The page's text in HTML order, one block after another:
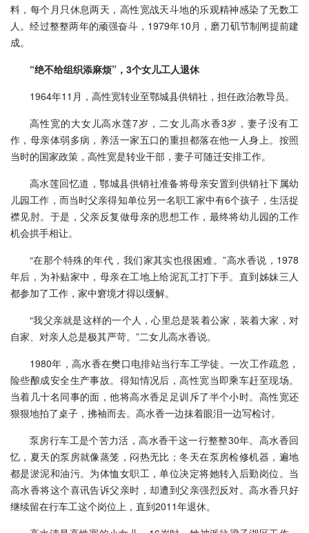
料，每个月只休息两天，高性宽战天斗地的乐观精神感染了无数工
人。经过整整两年的顽强奋斗，1979年10月，磨刀矶节制闸提前建
成。
“绝不给组织添麻烦”，3个女儿工人退休
1964年11月，高性宽转业至鄂城县供销社，担任政治教导员。
高性宽的大女儿高水莲7岁，二女儿高水香3岁，妻子没有工
作，母亲体弱多病，养活一家五口的重担都落在他一人身上。按照
当时的国家政策，高性宽是转业干部，妻子可随迁安排工作。
高水莲回忆道，鄂城县供销社准备将母亲安置到供销社下属幼
儿园工作，而当时父亲得知单位另一名职工家中有6个孩子，生活捉
襟见肘。于是，父亲反复做母亲的思想工作，最终将幼儿园的工作
机会拱手相让。
“在那个特殊的年代，我们家其实也很困难。”高水香说，1978
年后，为补贴家中，母亲在工地上给泥瓦工打下手。直到姊妹三人
都参加了工作，家中窘境才得以缓解。
“我父亲就是这样的一个人，心里总是装着公家，装着大家，对
自家、对亲人总是极其严苛。”二女儿高水香说。
1980年，高水香在樊口电排站当行车工学徒。一次工作疏忽，
险些酿成安全生产事故。得知情况后，高性宽当即乘车赶至现场。
当着几十名同事的面，他将高水香足足训斥了半个小时。高性宽还
狠狠地拍了桌子，拂袖而去。高水香一边抹着眼泪一边写检讨。
泵房行车工是个苦力活，高水香干这一行整整30年。高水香回
忆，夏天的泵房就像蒸笼，闷热无比；冬天在泵房检修机器，遍地
都是淤泥和油污。为体恤女职工，单位决定将她转入后勤岗位。当
高水香将这个喜讯告诉父亲时，却遭到父亲强烈反对。高水香只好
继续留在行车工这个岗位上，直到2011年退休。